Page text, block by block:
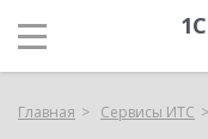
Главная Сервисы ИТС